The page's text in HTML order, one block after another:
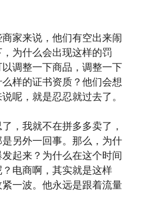
家来说，他们有空出来闹
为什么会出现这样的罚
调整一下商品，调整一下
样的证书资质？他们会想
呢，就是忍忍就过去了。
，我就不在拼多多卖了，
另外一回事。那么，为什
起来？为什么在这个时间
电商啊，其实就是这样
一波。他永远是跟着流量